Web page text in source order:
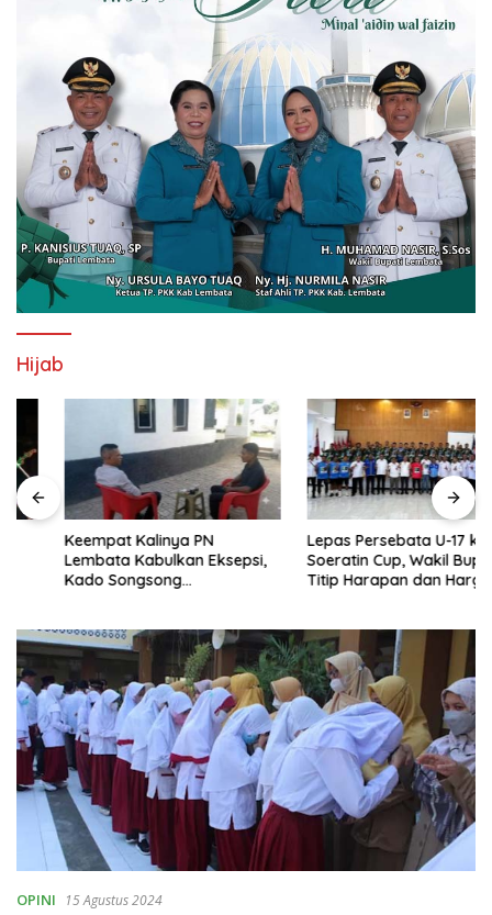
Hijab
Keempat Kalinya PN
Lembata Kabulkan Eksepsi,
Kado Songsong
Lepas Persebata U-17 ke
Soeratin Cup, Wakil Bupati
Titip Harapan dan Harga Diri
OPINI 15 Agustus 2024